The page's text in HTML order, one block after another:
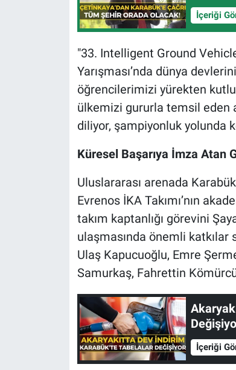
İçeriği
"33. Intelligent Ground
Yarışması’nda dünya
öğrencilerimizi yürekten
ülkemizi gururla temsil eden
diliyor, şampiyonluk yolunda
Küresel Başarıya İmza Atan
Uluslararası arenada
Evrenos İKA Takımı’nın
takım kaptanlığı görevini
ulaşmasında önemli
Ulaş Kapucuoğlu, Emre
Samurkaş, Fahrettin
İçeriği